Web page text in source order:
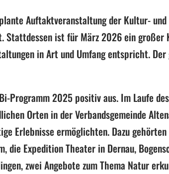
Auftaktveranstaltung der Kultur- und
ist für März 2026 ein großer
in Art und Umfang entspricht. Der
Programm 2025 positiv aus. Im Laufe
Orten in der Verbandsgemeinde
Erlebnisse ermöglichten. Dazu
die Expedition Theater in Dernau,
zwei Angebote zum Thema Natur